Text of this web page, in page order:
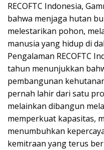
RECOFTC Indonesia,
bahwa menjaga hutan
melestarikan pohon,
manusia yang hidup di
Pengalaman RECOFTC
tahun menunjukkan
pembangunan
pernah lahir dari satu
melainkan dibangun
memperkuat kapasitas,
menumbuhkan
kemitraan yang terus